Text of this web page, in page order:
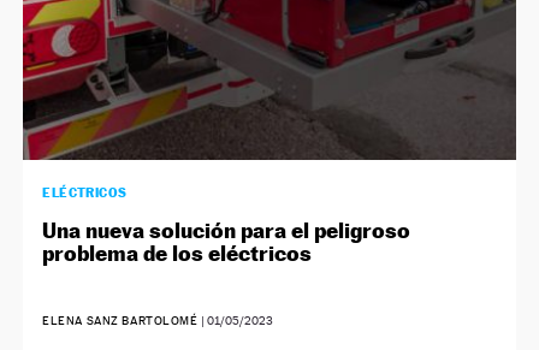
ELÉCTRICOS
Una nueva solución para el peligroso
problema de los eléctricos
ELENA SANZ BARTOLOMÉ | 01/05/2023